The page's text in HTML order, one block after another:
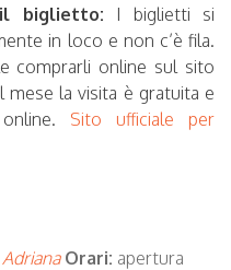
biglietto: I biglietti si
in loco e non c’è fila.
comprarli online sul sito
mese la visita è gratuita e
Sito ufficiale per
Orari: apertura